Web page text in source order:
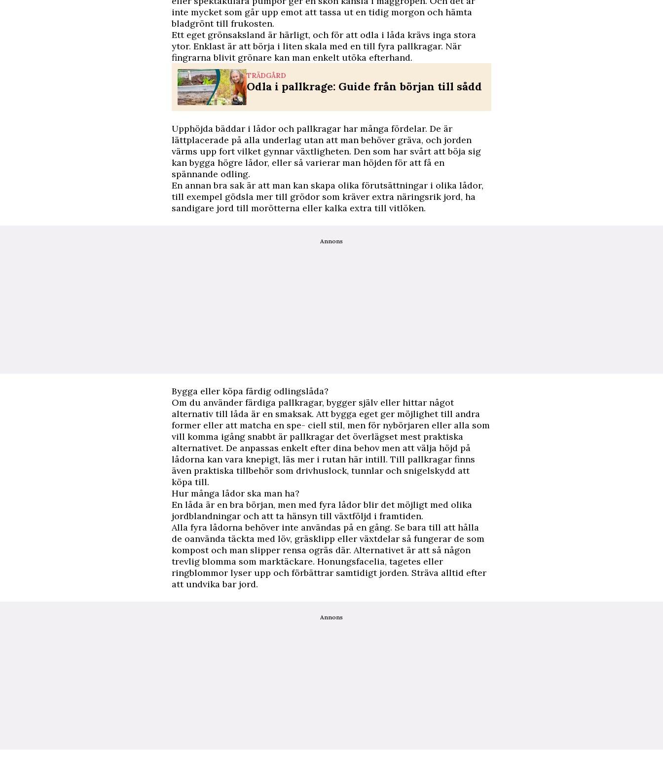
inte mycket som går upp emot att tassa ut en tidig morgon och hämta
bladgrönt till frukosten.
Ett eget grönsaksland är härligt, och för att odla i låda krävs inga stora
ytor. Enklast är att börja i liten skala med en till fyra pallkragar. När
fingrarna blivit grönare kan man enkelt utöka efterhand.
TRÄDGÅRD
Odla i pallkrage: Guide från början till sådd
Upphöjda bäddar i lådor och pallkragar har många fördelar. De är
lättplacerade på alla underlag utan att man behöver gräva, och jorden
värms upp fort vilket gynnar växtligheten. Den som har svårt att böja sig
kan bygga högre lådor, eller så varierar man höjden för att få en
spännande odling.
En annan bra sak är att man kan skapa olika förutsättningar i olika lådor,
till exempel gödsla mer till grödor som kräver extra näringsrik jord, ha
sandigare jord till morötterna eller kalka extra till vitlöken.
Annons
Bygga eller köpa färdig odlingslåda?
Om du använder färdiga pallkragar, bygger själv eller hittar något
alternativ till låda är en smaksak. Att bygga eget ger möjlighet till andra
former eller att matcha en spe- ciell stil, men för nybörjaren eller alla som
vill komma igång snabbt är pallkragar det överlägset mest praktiska
alternativet. De anpassas enkelt efter dina behov men att välja höjd på
lådorna kan vara knepigt, läs mer i rutan här intill. Till pallkragar finns
även praktiska tillbehör som drivhuslock, tunnlar och snigelskydd att
köpa till.
Hur många lådor ska man ha?
En låda är en bra början, men med fyra lådor blir det möjligt med olika
jordblandningar och att ta hänsyn till växtföljd i framtiden.
Alla fyra lådorna behöver inte användas på en gång. Se bara till att hålla
de oanvända täckta med löv, gräsklipp eller växtdelar så fungerar de som
kompost och man slipper rensa ogräs där. Alternativet är att så någon
trevlig blomma som marktäckare. Honungsfacelia, tagetes eller
ringblommor lyser upp och förbättrar samtidigt jorden. Sträva alltid efter
att undvika bar jord.
Annons